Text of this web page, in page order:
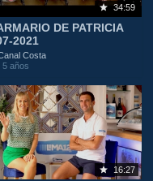
34:59
DE PATRICIA
2021
Costa
5 años
16:27